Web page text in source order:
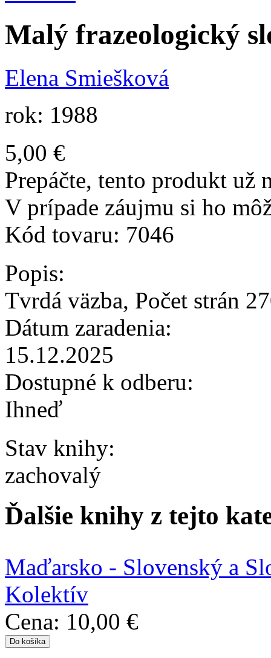
Malý frazeologický
Elena Smiešková
rok: 1988
5,00 €
Prepáčte, tento produkt už
V prípade záujmu si ho
Kód tovaru: 7046
Popis:
Tvrdá väzba, Počet strán
Dátum zaradenia:
15.12.2025
Dostupné k odberu:
Ihneď
Stav knihy:
zachovalý
Ďalšie knihy z tejto
Maďarsko - Slovenský a
Kolektív
Cena: 10,00 €